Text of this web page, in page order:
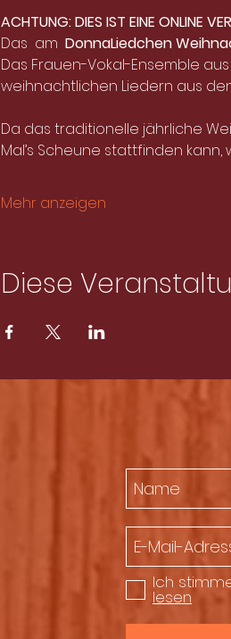
ACHTUNG: DIES IST EINE ONLINE
Das am DonnaLiedchen
Das Frauen-Vokal-Ensemble
weihnachtlichen Liedern aus
Da das traditionelle jährliche
Mal’s Scheune stattfinden
Mehr anzeigen
Diese
Ich
lesen